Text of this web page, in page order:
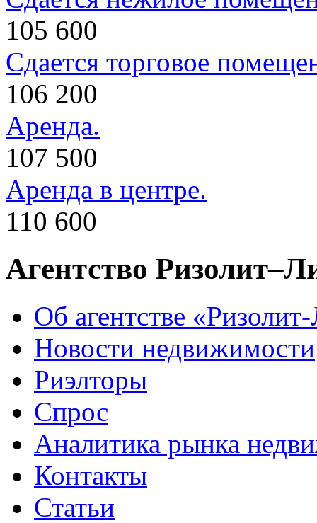
105 600
Сдается торговое
106 200
Аренда.
107 500
Аренда в центре.
110 600
Агентство
Об агентстве
Новости недвижимости
Риэлторы
Спрос
Аналитика рынка
Контакты
Статьи